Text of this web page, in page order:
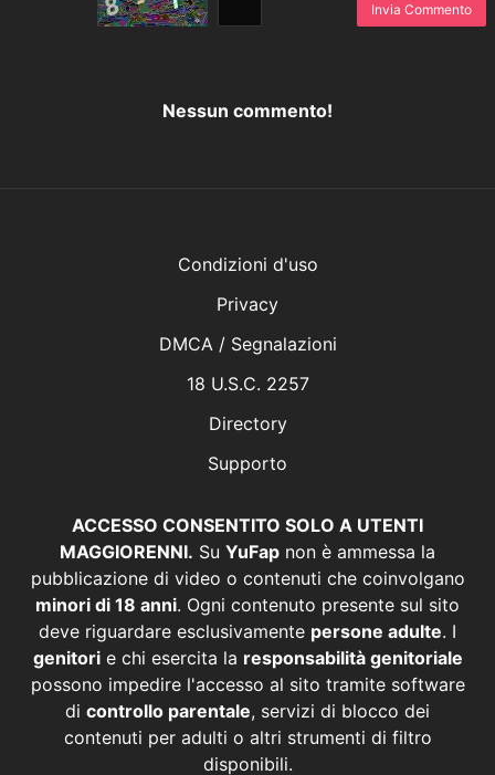
Invia Commento
Nessun commento!
Condizioni d'uso
Privacy
DMCA / Segnalazioni
18 U.S.C. 2257
Directory
Supporto
ACCESSO CONSENTITO SOLO A UTENTI
MAGGIORENNI. Su YuFap non è ammessa la
pubblicazione di video o contenuti che coinvolgano
minori di 18 anni. Ogni contenuto presente sul sito
deve riguardare esclusivamente persone adulte. I
genitorie chi esercita la responsabilità genitoriale
possono impedire l'accesso al sito tramite software
di controllo parentale, servizi di blocco dei
contenuti per adulti o altri strumenti di filtro
disponibili.